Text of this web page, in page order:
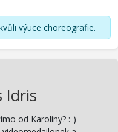
výuce choreografie.
Idris
od Karoliny? :-)